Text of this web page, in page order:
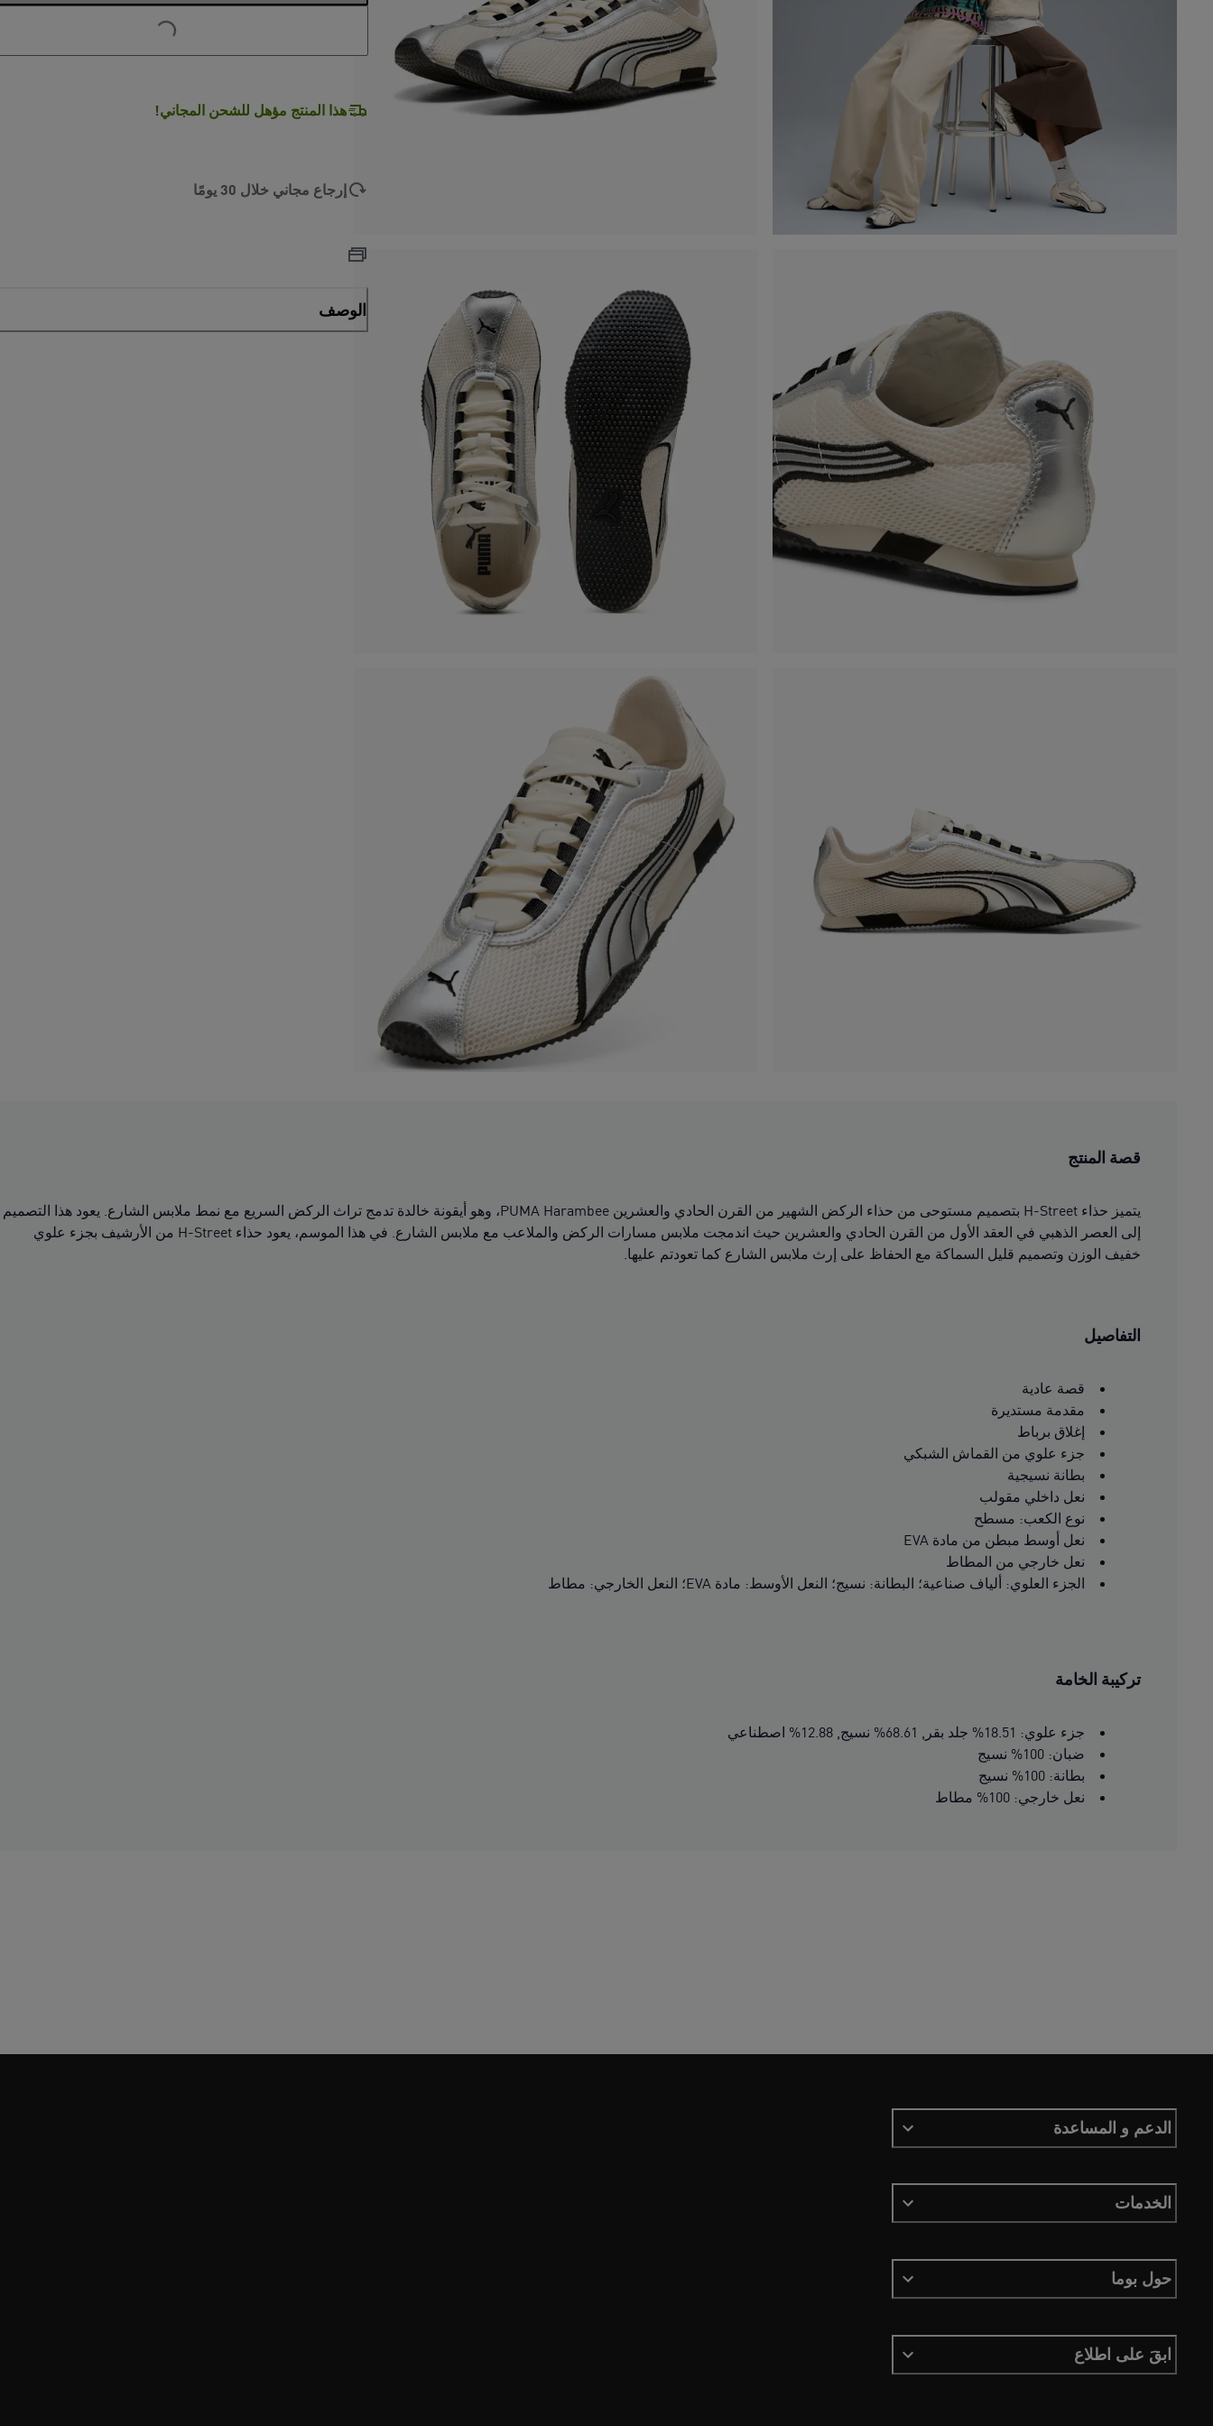
...
هذا المنتج مؤهل للشحن المجاني!
إرجاع مجاني خلال 30 يومًا
الوصف
قصة المنتج
يتميز حذاء H-Street بتصميم مستوحى من حذاء الركض الشهير من القرن الحادي والعشرين PUMA Harambee، وهو أيقونة خالدة تدمج تراث الركض السريع مع نمط ملابس الشارع. يعود هذا التصميم
إلى العصر الذهبي في العقد الأول من القرن الحادي والعشرين حيث اندمجت ملابس مسارات الركض والملاعب مع ملابس الشارع. في هذا الموسم، يعود حذاء H-Street من الأرشيف بجزء علوي
خفيف الوزن وتصميم قليل السماكة مع الحفاظ على إرث ملابس الشارع كما تعودتم عليها.
التفاصيل
قصة عادية
مقدمة مستديرة
إغلاق برباط
جزء علوي من القماش الشبكي
بطانة نسيجية
نعل داخلي مقولب
نوع الكعب: مسطح
نعل أوسط مبطن من مادة EVA
نعل خارجي من المطاط
الجزء العلوي: ألياف صناعية؛ البطانة: نسيج؛ النعل الأوسط: مادة EVA؛ النعل الخارجي: مطاط
تركيبة الخامة
جزء علوي: 18.51% جلد بقر, 68.61% نسيج, 12.88% اصطناعي
ضبان: 100% نسيج
بطانة: 100% نسيج
نعل خارجي: 100% مطاط
الدعم و المساعدة
الخدمات
حول بوما
ابقَ على اطلاع